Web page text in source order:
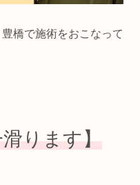
橋で施術をおこなって
ります】